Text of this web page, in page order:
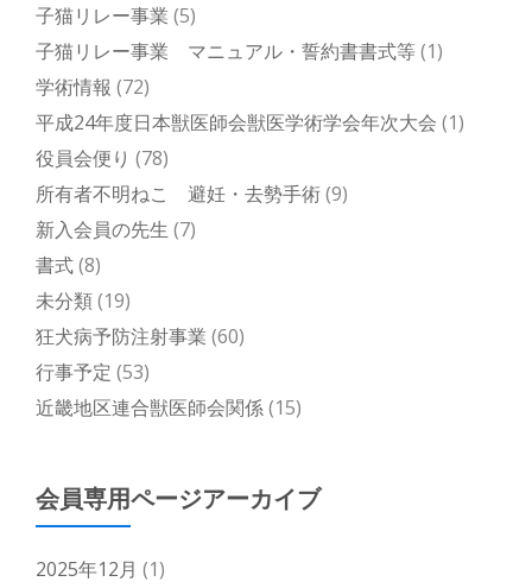
子猫リレー事業 (5)
子猫リレー事業 マニュアル・誓約書書式等(1)
学術情報 (72)
平成24年度日本獣医師会獣医学術学会年次大会 (1)
役員会便り (78)
所有者不明ねこ 避妊・去勢手術(9)
新入会員の先生 (7)
書式(8)
未分類(19)
狂犬病予防注射事業 (60)
行事予定 (53)
近畿地区連合獣医師会関係(15)
会員専用ページアーカイブ
2025年12月 (1)